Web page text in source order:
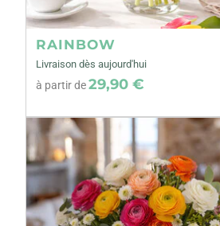
RAINBOW
Livraison dès aujourd'hui
à partir de29,90 €